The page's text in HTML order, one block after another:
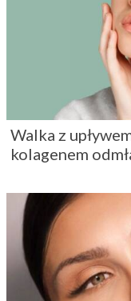
Walka z
kolagenem